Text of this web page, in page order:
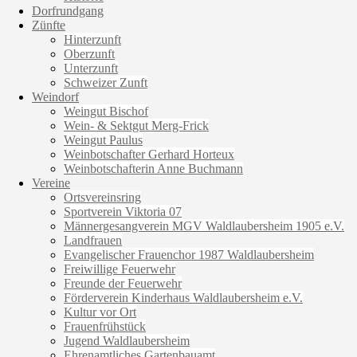
Dorfrundgang
Zünfte
Hinterzunft
Oberzunft
Unterzunft
Schweizer Zunft
Weindorf
Weingut Bischof
Wein- & Sektgut Merg-Frick
Weingut Paulus
Weinbotschafter Gerhard Horteux
Weinbotschafterin Anne Buchmann
Vereine
Ortsvereinsring
Sportverein Viktoria 07
Männergesangverein MGV Waldlaubersheim 1905 e.V.
Landfrauen
Evangelischer Frauenchor 1987 Waldlaubersheim
Freiwillige Feuerwehr
Freunde der Feuerwehr
Förderverein Kinderhaus Waldlaubersheim e.V.
Kultur vor Ort
Frauenfrühstück
Jugend Waldlaubersheim